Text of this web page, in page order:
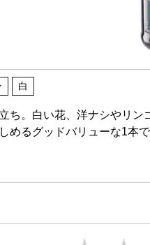
白
ち。白い花、洋ナシやリ
めるグッドバリューな1本で